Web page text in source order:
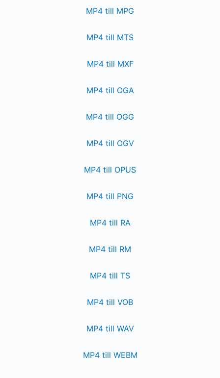
MP4 till MPG
MP4 till MTS
MP4 till MXF
MP4 till OGA
MP4 till OGG
MP4 till OGV
MP4 till OPUS
MP4 till PNG
MP4 till RA
MP4 till RM
MP4 till TS
MP4 till VOB
MP4 till WAV
MP4 till WEBM